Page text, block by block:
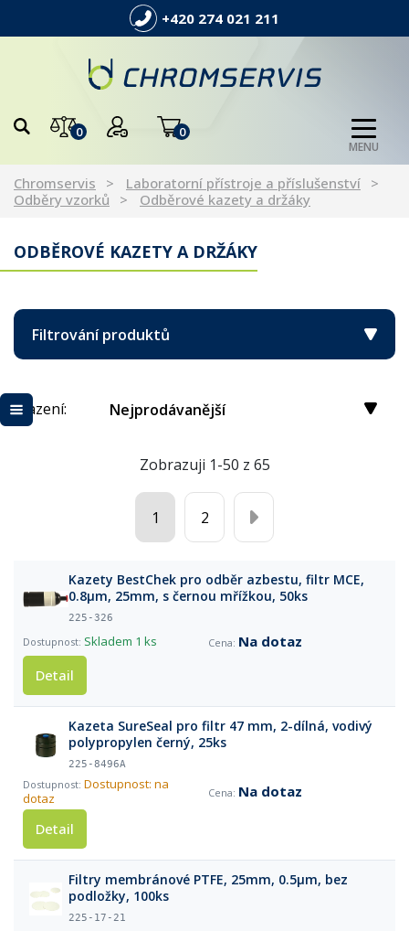
+420 274 021 211
0 0
MENU
Chromservis
Laboratorní přístroje a příslušenství
Odběry vzorků
Odběrové kazety a držáky
ODBĚROVÉ KAZETY A DRŽÁKY
Filtrování produktů
Řazení: Nejprodávanější
Zobrazuji 1-50 z 65
1 2
Kazety BestChek pro odběr azbestu, filtr MCE,
0.8µm, 25mm, s černou mřížkou, 50ks
225-326
Skladem 1 ks
Na dotaz
Detail
Kazeta SureSeal pro filtr 47 mm, 2-dílná, vodivý
polypropylen černý, 25ks
225-8496A
Dostupnost: na
dotaz
Na dotaz
Detail
Filtry membránové PTFE, 25mm, 0.5µm, bez
podložky, 100ks
225-17-21